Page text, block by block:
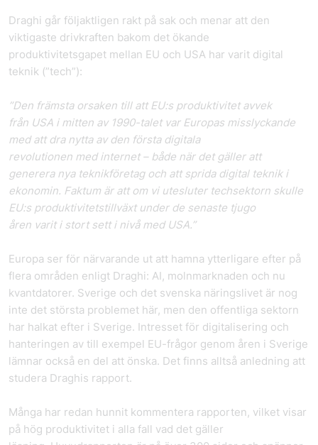
Draghi går följaktligen rakt på sak och menar att den
viktigaste drivkraften bakom det ökande
produktivitetsgapet mellan EU och USA har varit digital
teknik (”tech”):
”Den främsta orsaken till att EU:s produktivitet avvek
från USA i mitten av 1990-talet var Europas misslyckande
med att dra nytta av den första digitala
revolutionen med internet – både när det gäller att
generera nya teknikföretag och att sprida digital teknik i
ekonomin. Faktum är att om vi utesluter techsektorn skulle
EU:s produktivitetstillväxt under de senaste tjugo
åren varit i stort sett i nivå med USA.”
Europa ser för närvarande ut att hamna ytterligare efter på
flera områden enligt Draghi: AI, molnmarknaden och nu
kvantdatorer. Sverige och det svenska näringslivet är nog
inte det största problemet här, men den offentliga sektorn
har halkat efter i Sverige. Intresset för digitalisering och
hanteringen av till exempel EU-frågor genom åren i Sverige
lämnar också en del att önska. Det finns alltså anledning att
studera Draghis rapport.
Många har redan hunnit kommentera rapporten, vilket visar
på hög produktivitet i alla fall vad det gäller